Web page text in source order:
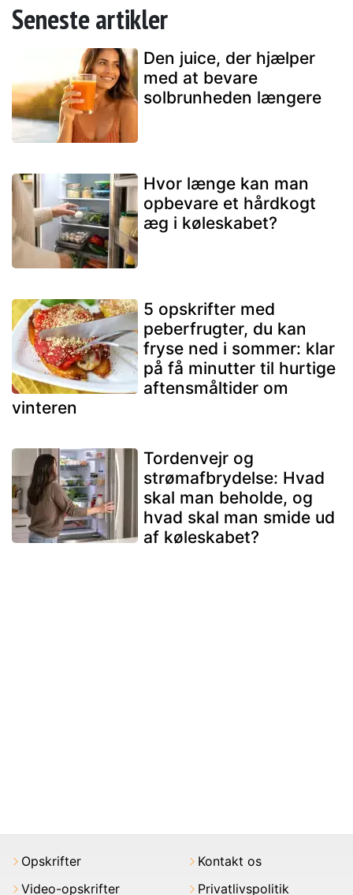
Seneste artikler
Den juice, der hjælper
med at bevare
solbrunheden længere
Hvor længe kan man
opbevare et hårdkogt
æg i køleskabet?
5 opskrifter med
peberfrugter, du kan
fryse ned i sommer: klar
på få minutter til hurtige
aftensmåltider om
vinteren
Tordenvejr og
strømafbrydelse: Hvad
skal man beholde, og
hvad skal man smide ud
af køleskabet?
Opskrifter
Video-opskrifter
Kontakt os
Privatlivspolitik